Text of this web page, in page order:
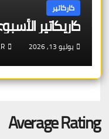
كاركاتير
كاريكاتير
يوليو 13, 2026
Average Rating